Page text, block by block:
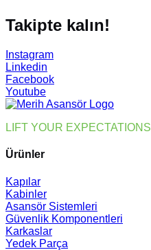
Takipte kalın!
Instagram
Linkedin
Facebook
Youtube
LIFT YOUR EXPECTATIONS
Ürünler
Kapılar
Kabinler
Asansör Sistemleri
Güvenlik Komponentleri
Karkaslar
Yedek Parça